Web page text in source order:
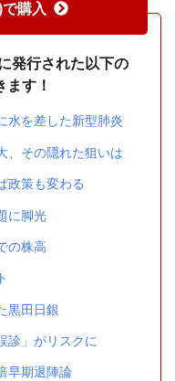
購入
発行された以下の
ます！
水を差した新型肺炎
、その隠れた狙いは
政策も変わる
に脚光
の株高
黒田日銀
診」がリスクに
早期退陣論